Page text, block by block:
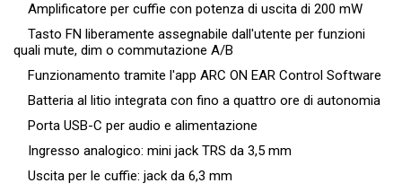
Amplificatore per cuffie con potenza di uscita di 200 mW
Tasto FN liberamente assegnabile dall'utente per funzioni
quali mute, dim o commutazione A/B
Funzionamento tramite l'app ARC ON EAR Control Software
Batteria al litio integrata con fino a quattro ore di autonomia
Porta USB-C per audio e alimentazione
Ingresso analogico: mini jack TRS da 3,5 mm
Uscita per le cuffie: jack da 6,3 mm